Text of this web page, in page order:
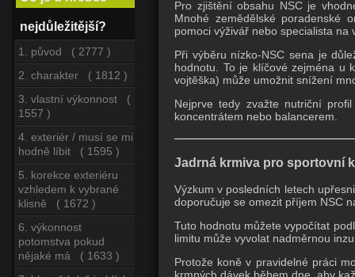
nejdůležitější?
1. původ ( 2777 )
2. charakter ( 1812 )
3. vlastní výkonnost (
1557 )
4. exteriér / musí se mi
hodně líbit ( 1595 )
5. korekce exteriéru
vzhledem k vybrané
klisně ( 1672 )
6. výkonnost
potomstva pokud
nějaké má ( 1633 )
Pro zjištění obsahu NSC je
Mnohé zemědělské poradenské
pomoci výživář nebo specialista na
Při výběru nízko-NSC sena je
hodnotu. To je klíčové zejména u
vojtěška) může umožnit snížení
Nejprve tedy zvažte nutriční
koncentrátem nebo balancerem.
Jadrná krmiva pro sportovní
Výzkum v posledních letech
doporučuje se omezit příjem NSC
Tuto hodnotu můžete vypočítat
limitu může vyvolat nadměrnou
Protože koně v pravidelné práci